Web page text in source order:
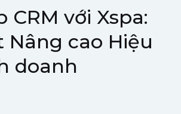
CRM với Xspa:
Nâng cao Hiệu
doanh